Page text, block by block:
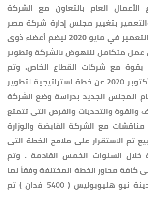
العام بالتعاون مع الشركة
بتغيير مجلس إدارة شركة مصر
الجديدة للإسكان والتعمير في مايو 2020 ليضم أعضاء ذوى
عمل متكامل للنهوض بالشركة وتطوير
بقوة مع شركات القطاع الخاص. وتم
الإعلان رسميا في أكتوبر 2020 عن خطة استراتيجية لتطوير
المجلس الجديد بدراسة وضع الشركة
والقوة والتحديات والفرص التى تتمتع
مع الشركة القابضة والوزارة
تم الاستقرار على ملامح الخطة التى
خلال السنوات الخمس القادمة . وتم
كافة محاور الخطة المختلفة وفقاً لما
يلى : - مشروع مدينة نيو هليوبوليس ( 5400 فدان ) تم